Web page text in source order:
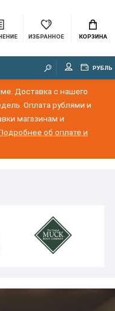
ИЗБРАННОЕ КОРЗИНА
РУБЛЬ
Доставка с нашего
Оплата рублями и
магазинам и
об оплате и